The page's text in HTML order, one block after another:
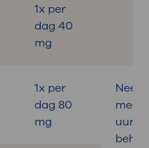
1x per
dag 40
mg
1x per
dag 80
mg
uur